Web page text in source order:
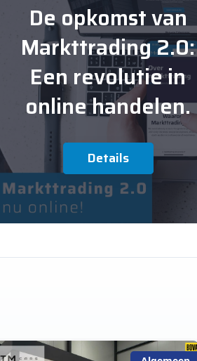
De opkomst van
Markttrading 2.0:
Een revolutie in
online handelen.
Details